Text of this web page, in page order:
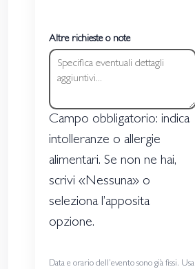
Altre richieste o note
Campo obbligatorio: indica
intolleranze o allergie
alimentari. Se non ne hai,
scrivi «Nessuna» o
seleziona l’apposita
opzione.
Data e orario dell’evento sono già fissi. Usa